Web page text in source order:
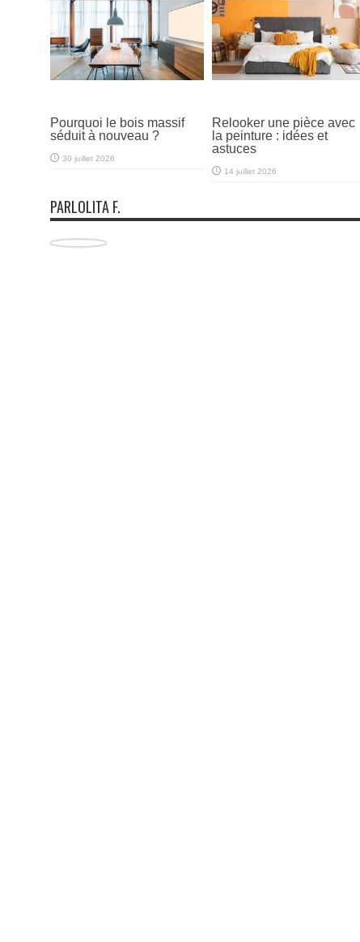
Pourquoi le bois massif
séduit à nouveau ?
30 juillet 2026
Relooker une pièce avec
la peinture : idées et
astuces
14 juillet 2026
PARLOLITA F.